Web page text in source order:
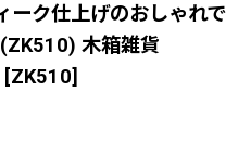
ーク仕上げのおしゃれで
木箱雑貨
[ZK510]